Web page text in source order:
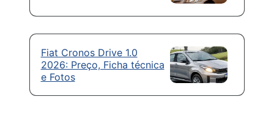
Fiat Cronos Drive 1.0
2026: Preço, Ficha técnica
e Fotos